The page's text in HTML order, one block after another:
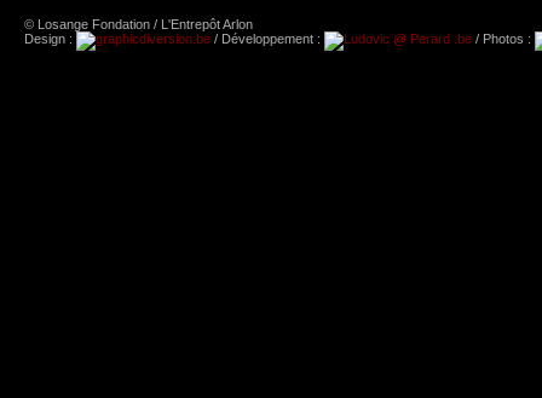
© Losange Fondation / L'Entrepôt Arlon
Design :
/ Développement : / Photos :